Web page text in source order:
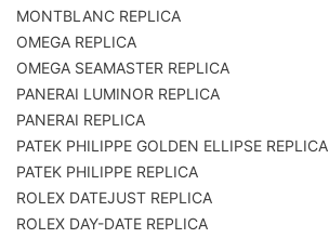
MONTBLANC REPLICA
OMEGA REPLICA
OMEGA SEAMASTER REPLICA
PANERAI LUMINOR REPLICA
PANERAI REPLICA
PATEK PHILIPPE GOLDEN ELLIPSE REPLICA
PATEK PHILIPPE REPLICA
ROLEX DATEJUST REPLICA
ROLEX DAY-DATE REPLICA